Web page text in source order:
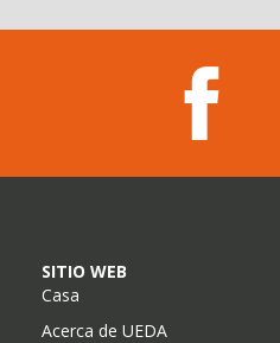
SITIO WEB
Casa
Acerca de UEDA